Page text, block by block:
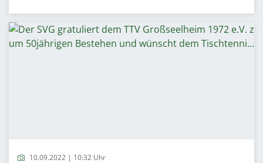
10.09.2022 | 10:32 Uhr